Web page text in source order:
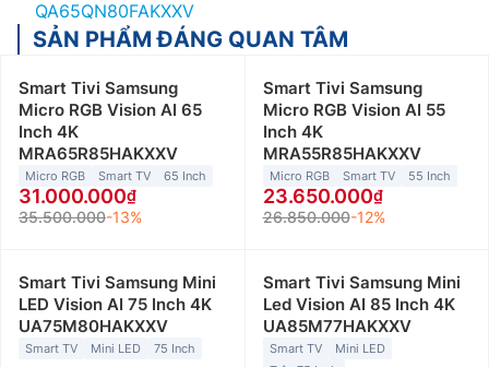
QA65QN80FAKXXV
SẢN PHẨM ĐÁNG QUAN TÂM
Smart Tivi Samsung
Micro RGB Vision AI 65
Inch 4K
MRA65R85HAKXXV
Micro RGB Smart TV 65 Inch
31.000.000
35.500.000-13%
Smart Tivi Samsung
Micro RGB Vision AI 55
Inch 4K
MRA55R85HAKXXV
Micro RGB Smart TV 55 Inch
23.650.000
26.850.000-12%
Smart Tivi Samsung Mini
LED Vision AI 75 Inch 4K
UA75M80HAKXXV
Smart TV Mini LED 75 Inch
Smart Tivi Samsung Mini
Led Vision AI 85 Inch 4K
UA85M77HAKXXV
Smart TV
Mini LED